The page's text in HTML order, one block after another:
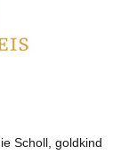
Scholl, goldkind